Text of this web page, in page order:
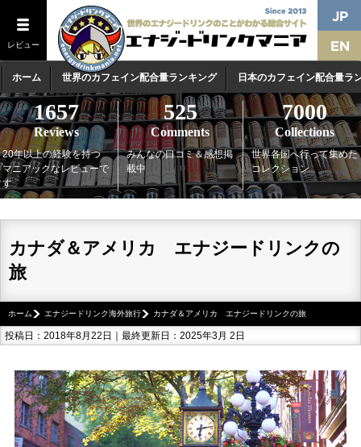
レビュー
ホーム 世界のカフェイン配合量ランキング 日本のカフェイン配合量ラ
1657
Reviews
20年以上の経験を持つ
マニアックなレビューで
す
525
Comments
みんなの口コミ＆感想掲
載中
7000
Collections
世界各国へ行って集めた
コレクション
カナダ＆アメリカ エナジードリンクの
旅
ホーム エナジードリンク海外旅行 カナダ＆アメリカ エナジードリンクの旅
投稿日：2018年8月22日｜最終更新日：2025年3月 2日